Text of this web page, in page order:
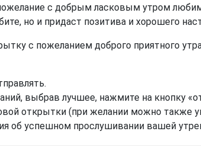
с добрым ласковым утром
но и придаст позитива и хорошего
с пожеланием доброго приятного
выбрав лучшее, нажмите на кнопку
открытки (при желании можно также
об успешном прослушивании вашей